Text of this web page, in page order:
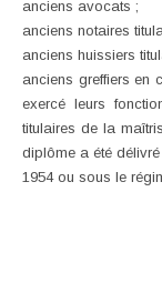
anciens avocats ;
anciens notaires
anciens huissiers
anciens greffiers en
exercé leurs
titulaires de la
diplôme a été
1954 ou sous le